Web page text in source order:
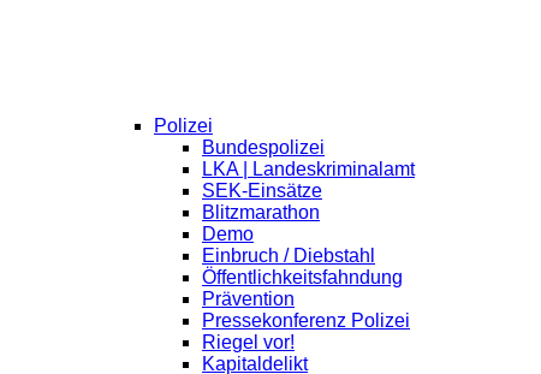
Polizei
Bundespolizei
LKA | Landeskriminalamt
SEK-Einsätze
Blitzmarathon
Demo
Einbruch / Diebstahl
Öffentlichkeitsfahndung
Prävention
Pressekonferenz Polizei
Riegel vor!
Kapitaldelikt